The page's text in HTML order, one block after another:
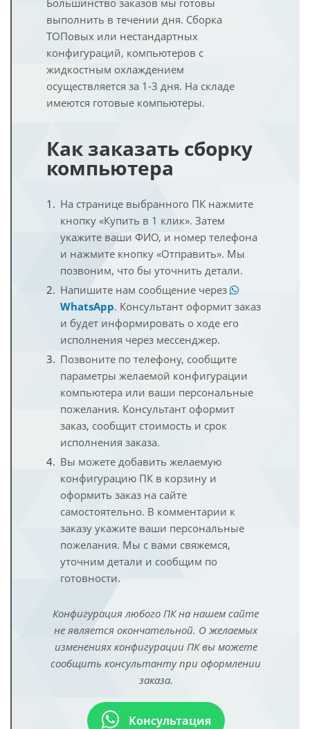
Большинство заказов мы готовы
выполнить в течении дня. Сборка
ТОПовых или нестандартных
конфигураций, компьютеров с
жидкостным охлаждением
осуществляется за 1-3 дня. На складе
имеются готовые компьютеры.
Как заказать сборку
компьютера
На странице выбранного ПК нажмите
кнопку «Купить в 1 клик». Затем
укажите ваши ФИО, и номер телефона
и нажмите кнопку «Отправить». Мы
позвоним, что бы уточнить детали.
Напишите нам сообщение через
WhatsApp. Консультант оформит заказ
и будет информировать о ходе его
исполнения через мессенджер.
Позвоните по телефону, сообщите
параметры желаемой конфигурации
компьютера или ваши персональные
пожелания. Консультант оформит
заказ, сообщит стоимость и срок
исполнения заказа.
Вы можете добавить желаемую
конфигурацию ПК в корзину и
оформить заказ на сайте
самостоятельно. В комментарии к
заказу укажите ваши персональные
пожелания. Мы с вами свяжемся,
уточним детали и сообщим по
готовности.
Конфигурация любого ПК на нашем сайте
не является окончательной. О желаемых
изменениях конфигурации ПК вы можете
сообщить консультанту при оформлении
заказа.
Консультация